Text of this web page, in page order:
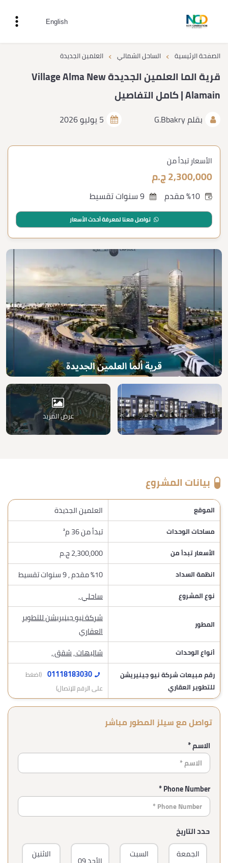
English
الصفحة الرئيسية › الساحل الشمالي › العلمين الجديدة
قرية الما العلمين الجديدة Village Alma New
Alamain | كامل التفاصيل
بقلمG.Bbakry 5 يوليو 2026
الأسعار تبدأ من
2,300,000 ج.م
%10 مقدم 9 سنوات تقسيط
تواصل معنا لمعرفة أحدث الأسعار
عرض المزيد
بيانات المشروع
الموقع العلمين الجديدة
مساحات الوحدات تبدأ من 36 م²
الأسعار تبدأ من 2,300,000 ج.م
انظمة السداد %10 مقدم , 9 سنوات تقسيط
نوع المشروع ساحلي,
المطور
شركة نيو جينيريشن للتطوير
العقاري
أنواع الوحدات شاليهات,شقق,
رقم مبيعات شركة نيو جينيريشن
للتطوير العقاري
01118183030
(اضغط
على الرقم للإتصال)
تواصل مع سيلز المطور مباشر
الاسم *
Phone Number *
حدد التاريخ
الجمعة
السبت
الاثنين